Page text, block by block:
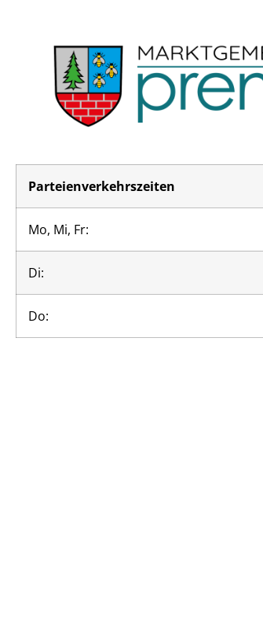
Parteienverkehrszeiten
Mo, Mi, Fr:
Di:
Do: